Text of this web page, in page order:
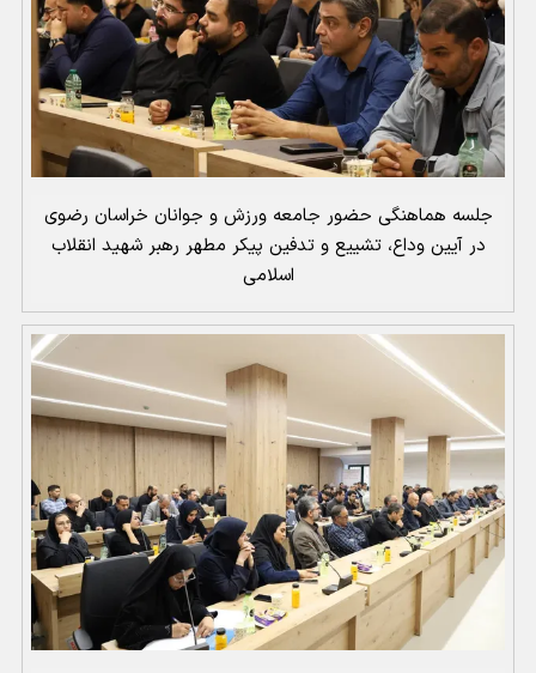
جلسه هماهنگی حضور جامعه ورزش و جوانان خراسان رضوی
در آیین وداع، تشییع و تدفین پیکر مطهر رهبر شهید انقلاب
اسلامی